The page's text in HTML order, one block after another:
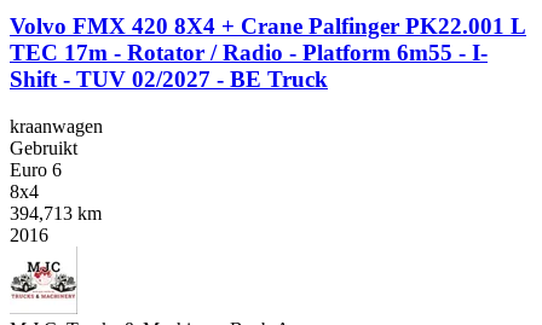
Volvo FMX 420 8X4 + Crane Palfinger PK22.001 L
TEC 17m - Rotator / Radio - Platform 6m55 - I-
Shift - TUV 02/2027 - BE Truck
kraanwagen
Gebruikt
Euro 6
8x4
394,713 km
2016